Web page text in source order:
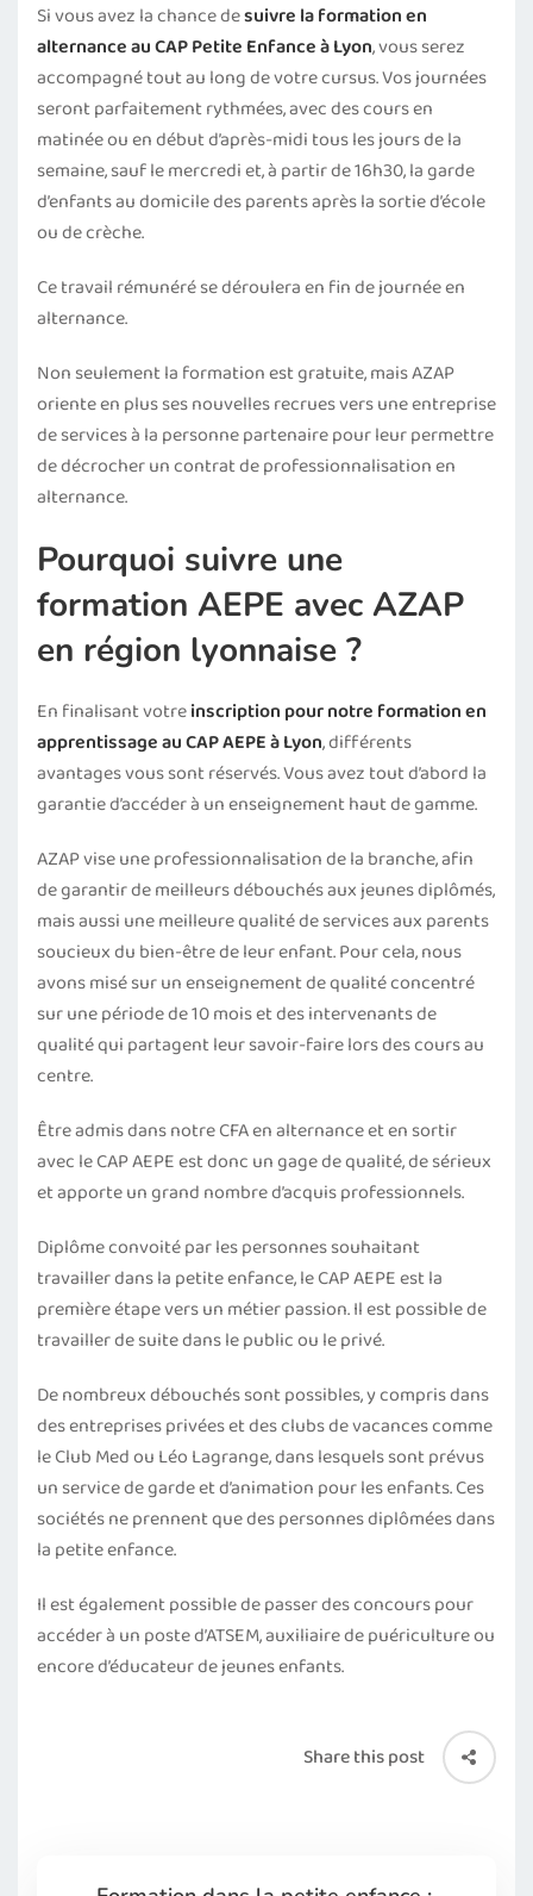
Si vous avez la chance desuivre la formation en
alternance au CAP Petite Enfance à Lyon, vous serez
accompagné tout au long de votre cursus. Vos journées
seront parfaitement rythmées, avec des cours en
matinée ou en début d’après-midi tous les jours de la
semaine, sauf le mercredi et, à partir de 16h30, la garde
d’enfants au domicile des parents après la sortie d’école
ou de crèche.
Ce travail rémunéré se déroulera en fin de journée en
alternance.
Non seulement la formation est gratuite, mais AZAP
oriente en plus ses nouvelles recrues vers une entreprise
de services à la personne partenaire pour leur permettre
de décrocher un contrat de professionnalisation en
alternance.
Pourquoi suivre une
formation AEPE avec AZAP
en région lyonnaise ?
En finalisant votreinscription pour notre formation en
apprentissage au CAP AEPE à Lyon, différents
avantages vous sont réservés. Vous avez tout d’abord la
garantie d’accéder à un enseignement haut de gamme.
AZAP vise une professionnalisation de la branche, afin
de garantir de meilleurs débouchés aux jeunes diplômés,
mais aussi une meilleure qualité de services aux parents
soucieux du bien-être de leur enfant. Pour cela, nous
avons misé sur un enseignement de qualité concentré
sur une période de 10 mois et des intervenants de
qualité qui partagent leur savoir-faire lors des cours au
centre.
Être admis dans notre CFA en alternance et en sortir
avec le CAP AEPE est donc un gage de qualité, de sérieux
et apporte un grand nombre d’acquis professionnels.
Diplôme convoité par les personnes souhaitant
travailler dans la petite enfance, le CAP AEPE est la
première étape vers un métier passion. Il est possible de
travailler de suite dans le public ou le privé.
De nombreux débouchés sont possibles, y compris dans
des entreprises privées et des clubs de vacances comme
le Club Med ou Léo Lagrange, dans lesquels sont prévus
un service de garde et d’animation pour les enfants. Ces
sociétés ne prennent que des personnes diplômées dans
la petite enfance.
Il est également possible de passer des concours pour
accéder à un poste d’ATSEM, auxiliaire de puériculture ou
encore d’éducateur de jeunes enfants.
Share this post